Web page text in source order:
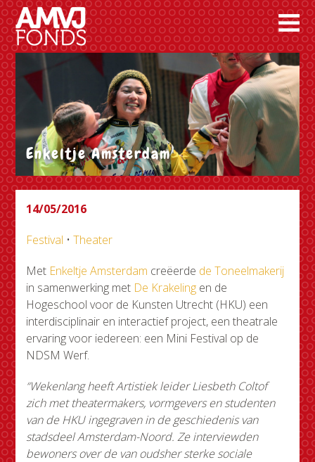
Enkeltje Amsterdam
14/05/2016
Festival •Theater
Met Enkeltje Amsterdam creëerde de Toneelmakerij
in samenwerking met De Krakeling en de
Hogeschool voor de Kunsten Utrecht (HKU) een
interdisciplinair en interactief project, een theatrale
ervaring voor iedereen: een Mini Festival op de
NDSM Werf.
“Wekenlang heeft Artistiek leider Liesbeth Coltof
zich met theatermakers, vormgevers en studenten
van de HKU ingegraven in de geschiedenis van
stadsdeel Amsterdam-Noord. Ze interviewden
bewoners over de van oudsher sterke sociale